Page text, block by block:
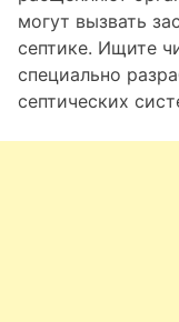
могут вызвать
септике. Ищите
специально
септических